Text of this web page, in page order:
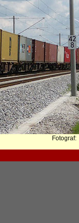
Fotograf: